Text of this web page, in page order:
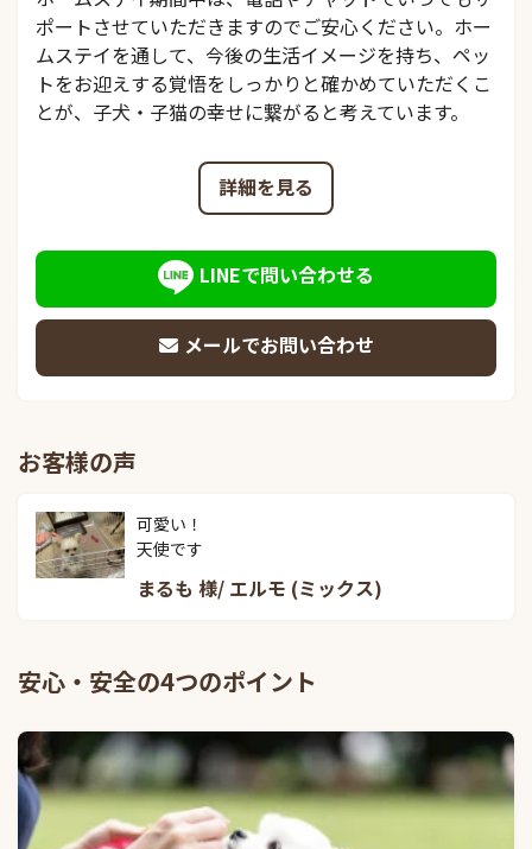
ポートさせていただきますのでご安心ください。ホー
ムステイを通して、今後の生活イメージを持ち、ペッ
トをお迎えする覚悟をしっかりと確かめていただくこ
とが、子犬・子猫の幸せに繋がると考えています。
詳細を見る
LINEで問い合わせる
メールでお問い合わせ
お客様の声
可愛い！
天使です
まるも 様/ エルモ (ミックス)
安心・安全の4つのポイント